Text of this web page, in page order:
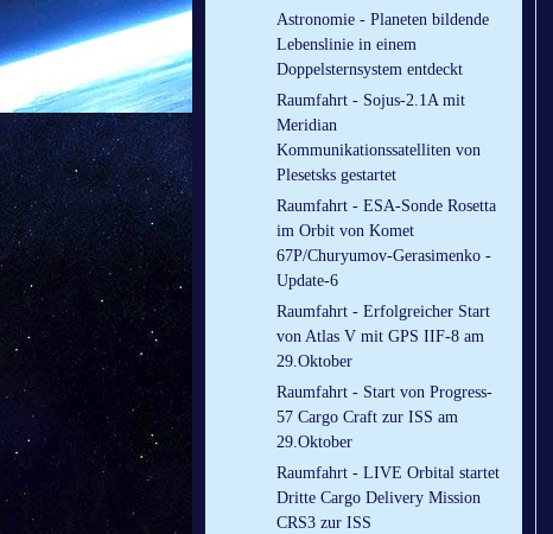
Astronomie - Planeten bildende
Lebenslinie in einem
Doppelsternsystem entdeckt
Raumfahrt - Sojus-2.1A mit
Meridian
Kommunikationssatelliten von
Plesetsks gestartet
Raumfahrt - ESA-Sonde Rosetta
im Orbit von Komet
67P/Churyumov-Gerasimenko -
Update-6
Raumfahrt - Erfolgreicher Start
von Atlas V mit GPS IIF-8 am
29.Oktober
Raumfahrt - Start von Progress-
57 Cargo Craft zur ISS am
29.Oktober
Raumfahrt - LIVE Orbital startet
Dritte Cargo Delivery Mission
CRS3 zur ISS